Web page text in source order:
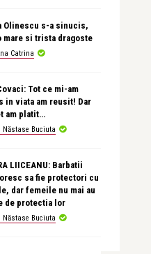
Olinescu s-a sinucis,
mare si trista dragoste
Catrina
Tot ce mi-am
in viata am reusit! Dar
am platit…
Năstase Buciuta
LIICEANU: Barbatii
sa fie protectori cu
dar femeile nu mai au
de protectia lor
Năstase Buciuta